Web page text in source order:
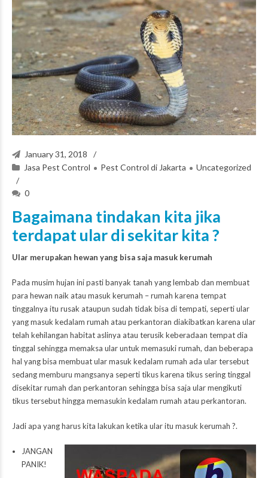
January 31, 2018
Jasa Pest Control
Pest Control di Jakarta Uncategorized
0
Bagaimana tindakan kita jika
terdapat ular di sekitar kita ?
Ular merupakan hewan yang bisa saja masuk kerumah
Pada musim hujan ini pasti banyak tanah yang lembab dan membuat
para hewan naik atau masuk kerumah – rumah karena tempat
tinggalnya itu rusak ataupun sudah tidak bisa di tempati, seperti ular
yang masuk kedalam rumah atau perkantoran diakibatkan karena ular
telah kehilangan habitat aslinya atau terusik keberadaan tempat dia
tinggal sehingga memaksa ular untuk memasuki rumah, dan beberapa
hal yang bisa membuat ular masuk kedalam rumah ada ular tersebut
sedang memburu mangsanya seperti tikus karena tikus sering tinggal
disekitar rumah dan perkantoran sehingga bisa saja ular mengikuti
tikus tersebut hingga memasukin kedalam rumah atau perkantoran.
Jadi apa yang harus kita lakukan ketika ular itu masuk kerumah ?.
JANGAN
PANIK!